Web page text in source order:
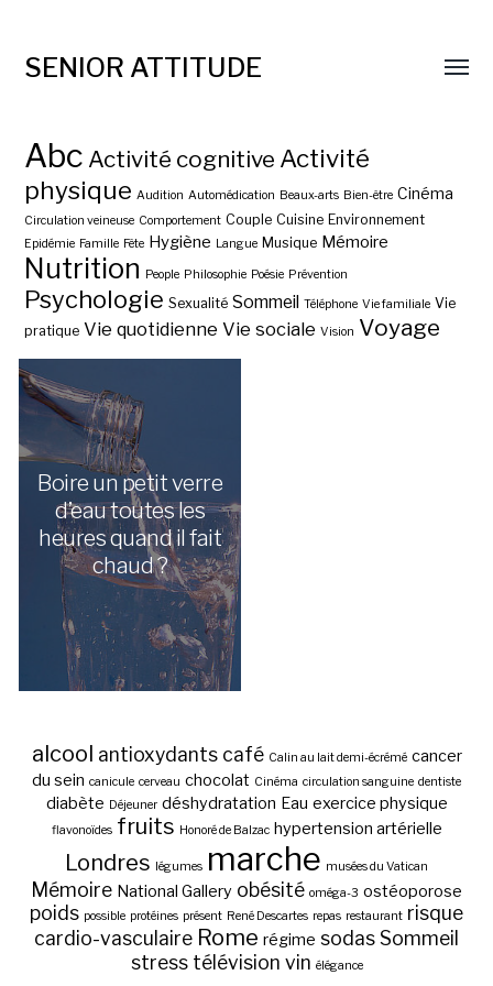
SENIOR ATTITUDE
Abc Activité cognitive Activité
physique Audition Automédication Beaux-arts Bien-être Cinéma
Circulation veineuse Comportement Couple Cuisine Environnement
Epidémie Famille Fête Hygiène Langue Musique Mémoire
Nutrition People Philosophie Poésie Prévention
Psychologie Sexualité Sommeil Téléphone Vie familiale Vie
pratique Vie quotidienne Vie sociale Vision Voyage
Boire un petit verre
d’eau toutes les
heures quand il fait
chaud ?
alcool antioxydants café Calin au lait demi-écrémé cancer
du sein canicule cerveau chocolat Cinéma circulation sanguine dentiste
diabète Déjeuner déshydratation Eau exercice physique
flavonoïdes fruits Honoré de Balzac hypertension artérielle
Londres légumes marche musées du Vatican
Mémoire National Gallery obésité oméga-3 ostéoporose
poids possible protéines présent René Descartes repas restaurant risque
cardio-vasculaire Rome régime sodasSommeil
stress télévision vin élégance